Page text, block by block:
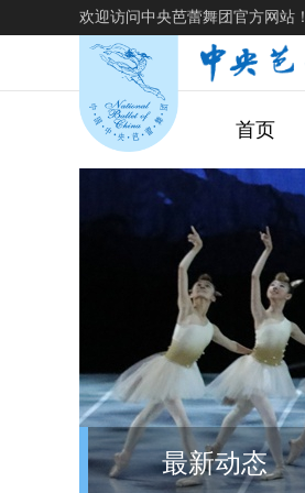
欢迎访问中央芭蕾舞团官方网站！
首页
最新动态